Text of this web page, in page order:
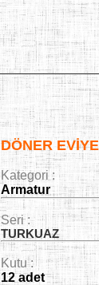
DÖNER
Kategori :
Armatur
Seri :
TURKUAZ
Kutu :
12 adet